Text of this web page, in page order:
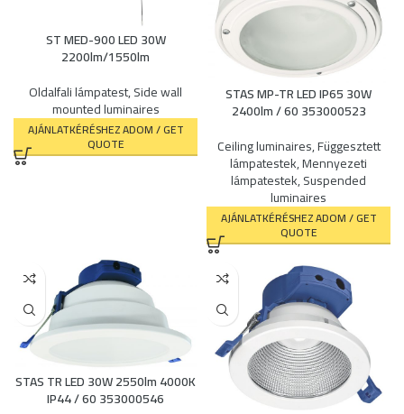
ST MED-900 LED 30W
2200lm/1550lm
Oldalfali lámpatest,Side wall
mounted luminaires
AJÁNLATKÉRÉSHEZ ADOM / GET
QUOTE
STAS MP-TR LED IP65 30W
2400lm / 60 353000523
Ceiling luminaires,Függesztett
lámpatestek,Mennyezeti
lámpatestek,Suspended
luminaires
AJÁNLATKÉRÉSHEZ ADOM / GET
QUOTE
STAS TR LED 30W 2550lm 4000K
IP44 / 60 353000546